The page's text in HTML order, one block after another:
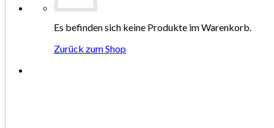
Es befinden sich keine Produkte im Warenkorb.
Zurück zum Shop